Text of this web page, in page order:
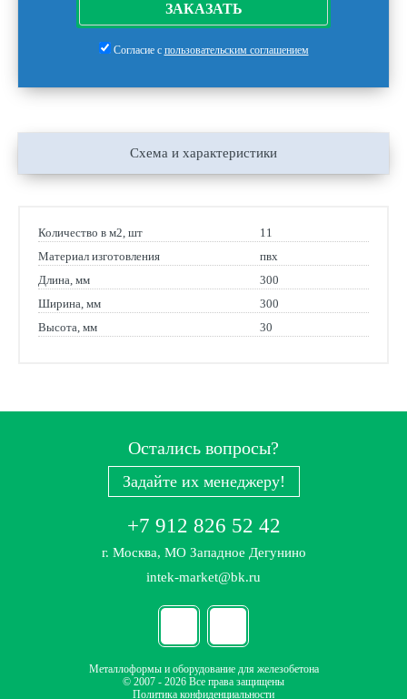
ЗАКАЗАТЬ
Согласие с пользовательским соглашением
Схема и характеристики
Количество в м2, шт
11
Материал изготовления
пвх
Длина, мм
300
Ширина, мм
300
Высота, мм
30
Остались вопросы?
Задайте их менеджеру!
+7 912 826 52 42
г. Москва, МО Западное Дегунино
intek-market@bk.ru
Металлоформы и оборудование для железобетона
© 2007 - 2026 Все права защищены
Политика конфиденциальности